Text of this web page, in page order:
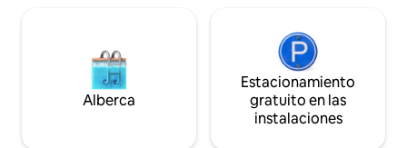
Alberca
Estacionamiento
gratuito en las
instalaciones